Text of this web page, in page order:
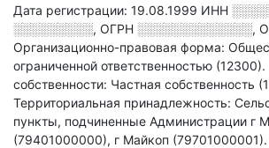
Дата регистрации: 19.08.1999 ИНН
░░░░░░░░░, ОГРН ░░░░░░░░░░░░░,
Организационно-правовая форма:
ограниченной ответственностью (12300).
собственности: Частная собственность
Территориальная принадлежность:
пункты, подчиненные Администрации г
(79401000000), г Майкоп (79701000001).